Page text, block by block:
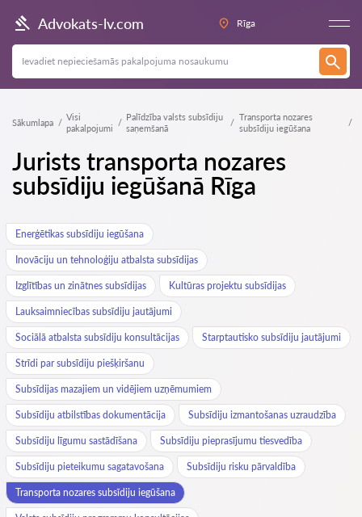
Advokats-lv.com Rīga
Sākumlapa
Visi
pakalpojumi
Palīdzība valsts subsīdiju
saņemšanā
Transporta nozares
subsīdiju iegūšana
Jurists transporta nozares
subsīdiju iegūšanā Rīga
Enerģētikas subsīdiju iegūšana
Inovāciju un tehnoloģiju atbalsta subsīdijas
Izglītības un zinātnes subsīdijas Kultūras projektu subsīdijas
Lauksaimniecības subsīdiju jautājumi
Sociālā atbalsta subsīdiju konsultācijas Starptautisko subsīdiju jautājumi
Strīdi par subsīdiju piešķiršanu
Subsīdijas mazajiem un vidējiem uzņēmumiem
Subsīdiju atbilstības dokumentācija Subsīdiju izmantošanas uzraudzība
Subsīdiju līgumu sastādīšana Subsīdiju pieprasījumu tiesvedība
Subsīdiju pieteikumu sagatavošana Subsīdiju risku pārvaldība
Transporta nozares subsīdiju iegūšana